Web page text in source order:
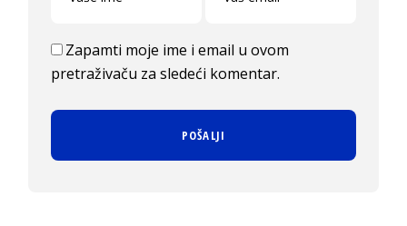
Zapamti moje ime i email u ovom
pretraživaču za sledeći komentar.